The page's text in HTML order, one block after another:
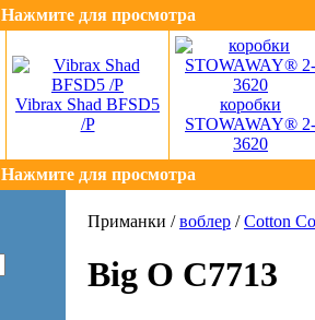
для просмотра
Vibrax Shad BFSD5
/P
коробки
STOWAWAY® 2-
3620
для просмотра
Приманки /воблер /Cotton
Big O C7713